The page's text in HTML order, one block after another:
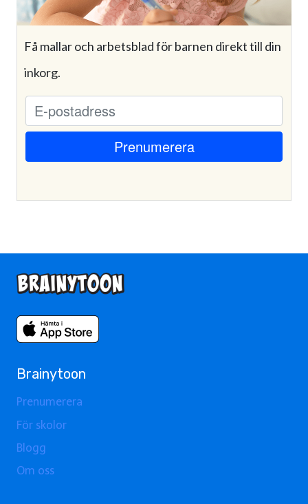
Få mallar och arbetsblad för barnen direkt till din
inkorg.
Brainytoon
Prenumerera
För skolor
Blogg
Om oss